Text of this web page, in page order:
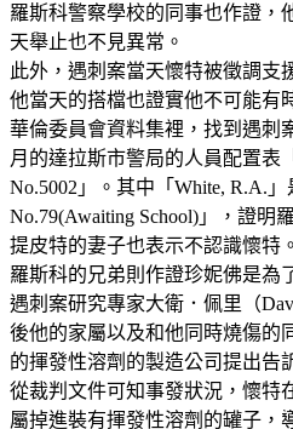
羅斯科警察學校的同事也作證，
天舉止也不見異常。
此外，遇刺案當天懷特被徵調支
他當天的搭檔也證實他不可能有
華倫委員會資料集裡，找到遇刺
月的達拉斯市警局的人員配置表
No.5002」。其中「White, R.A.」
No.79(Awaiting School)」，證明
提皮特的妻子也表示不認識懷特。
羅斯科的兄弟則作證珍妮佛是為
遇刺案研究專家大衛．佩里（
後他的家屬以及和他同時燒傷的
的揮發性溶劑的製造公司提出告
從裁判文件可知事發狀況，懷特
屬掉進裝有揮發性溶劑的罐子，